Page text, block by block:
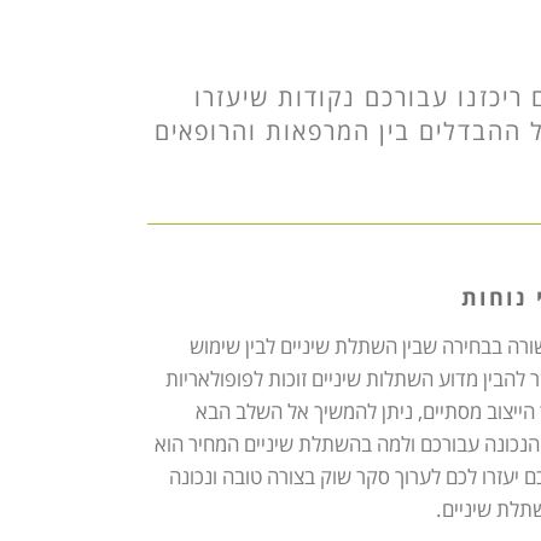
עבורכם נקודות שיעזרו
בין המרפאות והרופאים
נוחות
בבחירה שבין השתלת שיניים לבין שימוש
מדוע השתלות שיניים זוכות לפופולאריות
מסתיים, ניתן להמשיך אל השלב הבא
עבורכם ולמה בהשתלת שיניים המחיר הוא
לכם לערוך סקר שוק בצורה טובה ונכונה
שיניים.